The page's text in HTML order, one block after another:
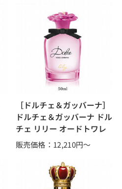
［ドルチェ＆ガッバーナ］
ドルチェ＆ガッバーナ ドル
チェ リリー オードトワレ
販売価格：12,210円～